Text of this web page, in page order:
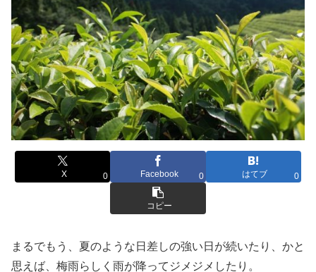
X 0 Facebook 0 はてブ 0
コピー
まるでもう、夏のような日差しの強い日が続いたり、かと
思えば、梅雨らしく雨が降ってジメジメしたり。